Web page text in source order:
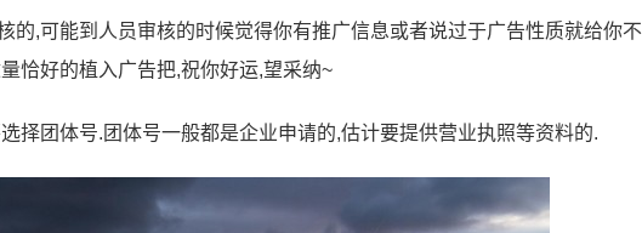
的,可能到人员审核的时候觉得你有推广信息或者说过于广告性质就给你不
恰好的植入广告把,祝你好运,望采纳~
择团体号.团体号一般都是企业申请的,估计要提供营业执照等资料的.